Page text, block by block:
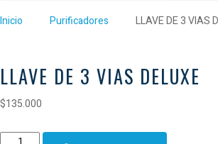
Inicio Purificadores LLAVE DE 3 VIAS
LLAVE DE 3 VIAS DELUXE
$135.000
LLAVE